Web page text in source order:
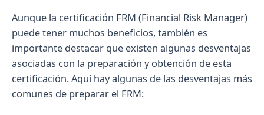
Aunque la certificación FRM (Financial Risk Manager)
puede tener muchos beneficios, también es
importante destacar que existen algunas desventajas
asociadas con la preparación y obtención de esta
certificación. Aquí hay algunas de las desventajas más
comunes de preparar el FRM: